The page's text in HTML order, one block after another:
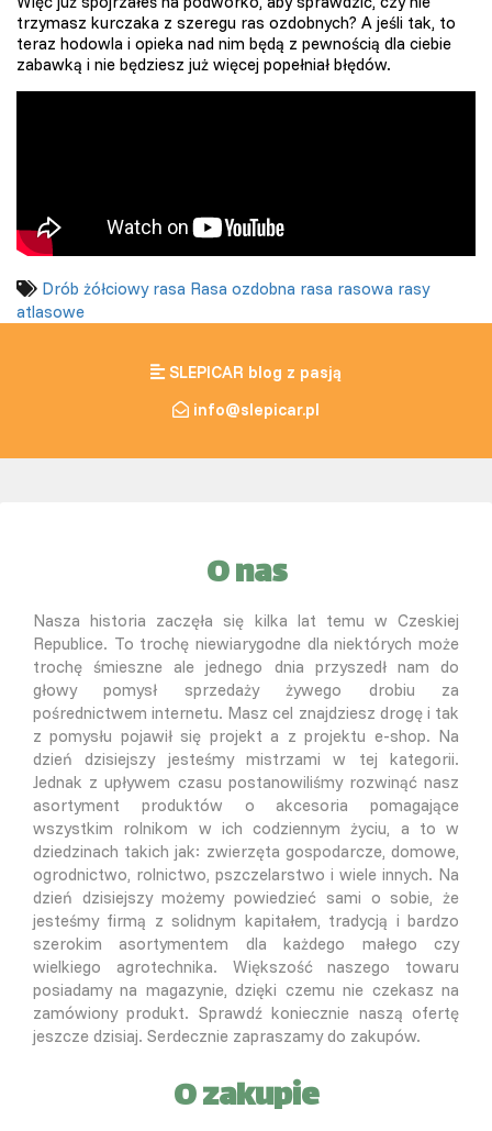
trzymasz kurczaka z szeregu ras ozdobnych? A jeśli tak, to
teraz hodowla i opieka nad nim będą z pewnością dla ciebie
zabawką i nie będziesz już więcej popełniał błędów.
Drób żółciowy rasa Rasa ozdobna rasa rasowa rasy
atlasowe
SLEPICAR blog z pasją
info@slepicar.pl
O nas
Nasza historia zaczęła się kilka lat temu w Czeskiej
Republice. To trochę niewiarygodne dla niektórych może
trochę śmieszne ale jednego dnia przyszedł nam do
głowy pomysł sprzedaży żywego drobiu za
pośrednictwem internetu. Masz cel znajdziesz drogę i tak
z pomysłu pojawił się projekt a z projektu e-shop. Na
dzień dzisiejszy jesteśmy mistrzami w tej kategorii.
Jednak z upływem czasu postanowiliśmy rozwinąć nasz
asortyment produktów o akcesoria pomagające
wszystkim rolnikom w ich codziennym życiu, a to w
dziedzinach takich jak: zwierzęta gospodarcze, domowe,
ogrodnictwo, rolnictwo, pszczelarstwo i wiele innych. Na
dzień dzisiejszy możemy powiedzieć sami o sobie, że
jesteśmy firmą z solidnym kapitałem, tradycją i bardzo
szerokim asortymentem dla każdego małego czy
wielkiego agrotechnika. Większość naszego towaru
posiadamy na magazynie, dzięki czemu nie czekasz na
zamówiony produkt. Sprawdź koniecznie naszą ofertę
jeszcze dzisiaj. Serdecznie zapraszamy do zakupów.
O zakupie